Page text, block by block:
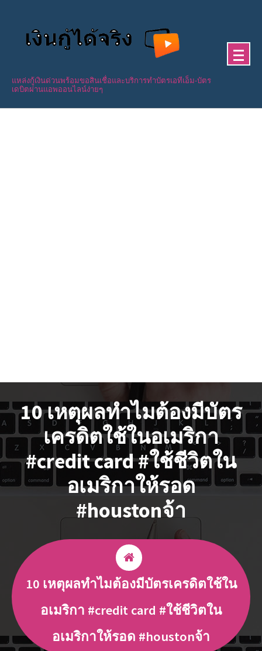
แหล่งกู้เงินด่วนพร้อมขอสินเชื่อและบริการทำบัตรเอทีเอ็ม-บัตร
เดบิตผ่านแอพออนไลน์ง่ายๆ
10 เหตุผลทำไมต้องมีบัตร
เครดิตใช้ในอเมริกา
#credit card #ใช้ชีวิตใน
อเมริกาให้รอด
#houstonจ้า
10 เหตุผลทำไมต้องมีบัตรเครดิตใช้ใน
อเมริกา #credit card #ใช้ชีวิตใน
อเมริกาให้รอด #houstonจ้า